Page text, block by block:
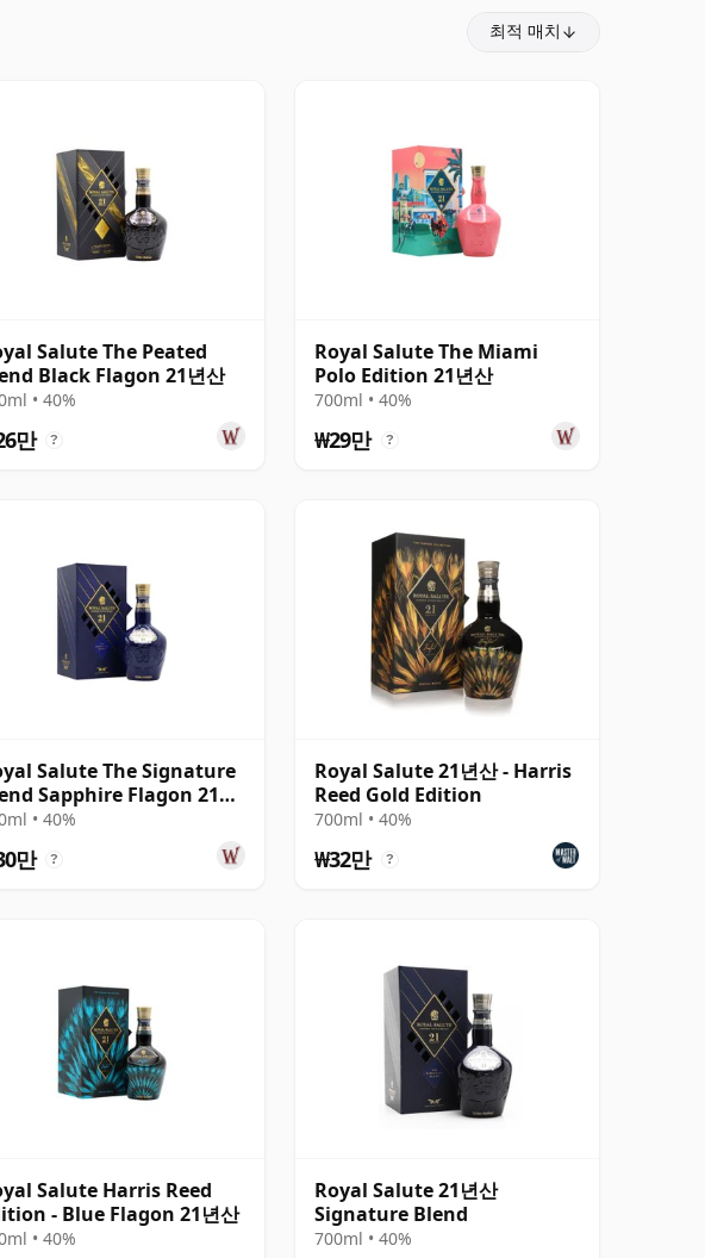
은 21년산 시
포함한 더욱 오
렌지 필, 바닐
성된 제품일수
스의 노트가 더
니다. 이 위스
션과 풍미 프
니다.
최적 매치
Salute The Peated
Black Flagon 21년산
• 40%
만 ?
Royal Salute The Miami
Polo Edition 21년산
700ml • 40%
₩29만 ?
Salute The Signature
Sapphire Flagon 21년
• 40%
만 ?
Royal Salute 21년산 - Harris
Reed Gold Edition
700ml • 40%
₩32만 ?
Salute Harris Reed
- Blue Flagon 21년산
• 40%
Royal Salute 21년산
Signature Blend
700ml • 40%